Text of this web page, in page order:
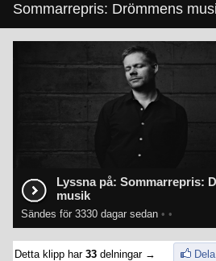
Sommarrepris: Drömmens
Lyssna på: Sommarrepris:
musik
Sändes för 3330 dagar sedan • •
Detta klipp har 33delningar →